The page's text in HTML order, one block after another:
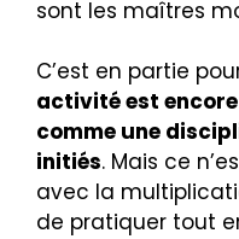
sont les maîtres
C’est en partie
activité est
comme une
initiés. Mais ce
avec la
de pratiquer tout